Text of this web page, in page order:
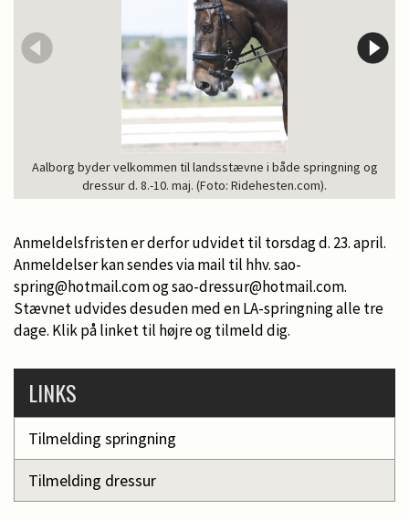
Aalborg byder velkommen til landsstævne i både springning og
dressur d. 8.-10. maj. (Foto: Ridehesten.com).
Anmeldelsfristen er derfor udvidet til torsdag d. 23. april.
Anmeldelser kan sendes via mail til hhv. sao-
spring@hotmail.com og sao-dressur@hotmail.com.
Stævnet udvides desuden med en LA-springning alle tre
dage. Klik på linket til højre og tilmeld dig.
LINKS
Tilmelding springning
Tilmelding dressur